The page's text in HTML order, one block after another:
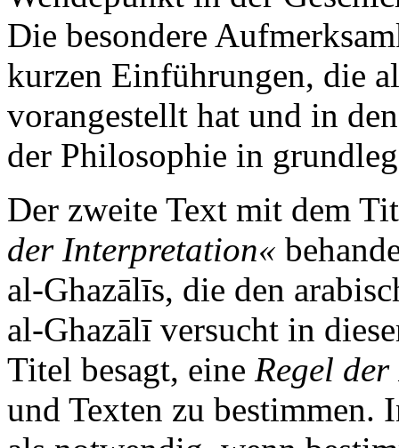
Die besondere
kurzen Einführungen, die
vorangestellt hat und in
der Philosophie in
Der zweite Text mit dem
der Interpretation«
al-Ghazālīs, die den
al-Ghazālī versucht in
Titel besagt, eine Regel
und Texten zu bestimmen.